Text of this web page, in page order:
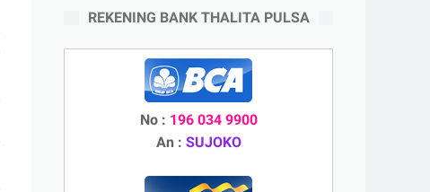
REKENING BANK THALITA PULSA
No : 196 034 9900
An : SUJOKO